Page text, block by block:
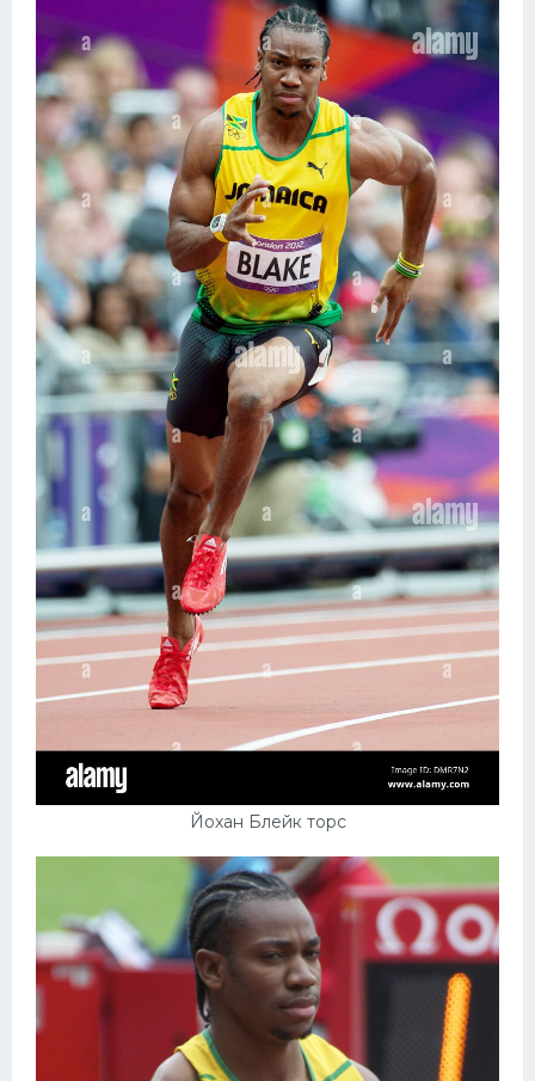
Йохан Блейк торс